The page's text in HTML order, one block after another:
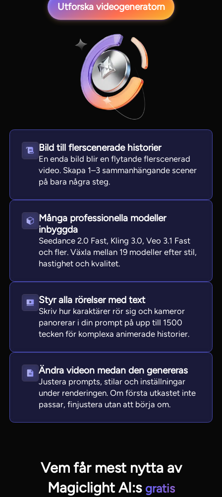
View all tools
Utforska videogeneratorn
Bild till flerscenerade historier
En enda bild blir en flytande flerscenerad
video. Skapa 1–3 sammanhängande scener
på bara några steg.
Många professionella modeller
inbyggda
Seedance 2.0 Fast, Kling 3.0, Veo 3.1 Fast
och fler. Växla mellan 19 modeller efter stil,
hastighet och kvalitet.
Styr alla rörelser med text
Skriv hur karaktärer rör sig och kameror
panorerar i din prompt på upp till 1500
tecken för komplexa animerade historier.
Ändra videon medan den genereras
Justera prompts, stilar och inställningar
under renderingen. Om första utkastet inte
passar, finjustera utan att börja om.
Vem får mest nytta av
Magiclight AI:s gratis